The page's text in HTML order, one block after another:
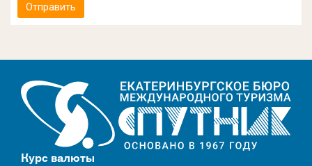
Отправить
Курс валюты